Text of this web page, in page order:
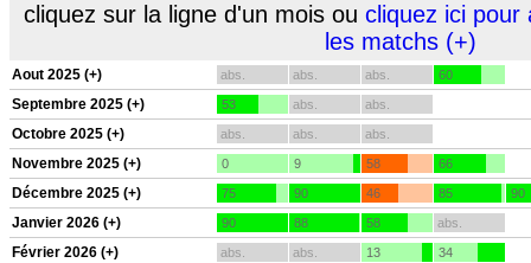
cliquez sur la ligne d'un mois ou cliquez ici pour
les matchs (+)
Aout 2025 (+) abs. abs. abs. 60
Septembre 2025 (+) 53 abs. abs.
Octobre 2025 (+) abs. abs. abs.
Novembre 2025 (+) 0 9 58 66
Décembre 2025 (+) 75 90 46 85 90
Janvier 2026 (+) 90 88 58 abs.
Février 2026 (+) abs. abs. 13 34